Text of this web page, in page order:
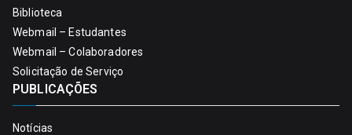
Biblioteca
Webmail – Estudantes
Webmail – Colaboradores
Solicitação de Serviço
PUBLICAÇÕES
Notícias